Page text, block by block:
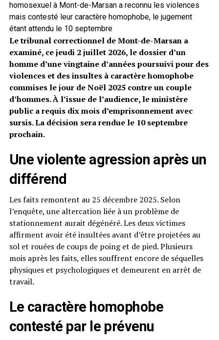
homosexuel à Mont-de-Marsan a reconnu les violences
mais contesté leur caractère homophobe, le jugement
étant attendu le 10 septembre
Le tribunal correctionnel de Mont-de-Marsan a
examiné, ce jeudi 2 juillet 2026, le dossier d’un
homme d’une vingtaine d’années poursuivi pour des
violences et des insultes à caractère homophobe
commises le jour de Noël 2025 contre un couple
d’hommes. À l’issue de l’audience, le ministère
public a requis dix mois d’emprisonnement avec
sursis. La décision sera rendue le 10 septembre
prochain.
Une violente agression après un
différend
Les faits remontent au 25 décembre 2025. Selon
l’enquête, une altercation liée à un problème de
stationnement aurait dégénéré. Les deux victimes
affirment avoir été insultées avant d’être projetées au
sol et rouées de coups de poing et de pied. Plusieurs
mois après les faits, elles souffrent encore de séquelles
physiques et psychologiques et demeurent en arrêt de
travail.
Le caractère homophobe
contesté par le prévenu